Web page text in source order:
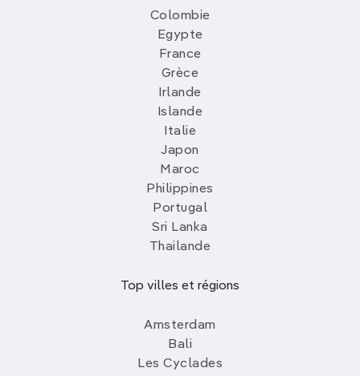
Colombie
Egypte
France
Grèce
Irlande
Islande
Italie
Japon
Maroc
Philippines
Portugal
Sri Lanka
Thailande
Top villes et régions
Amsterdam
Bali
Les Cyclades